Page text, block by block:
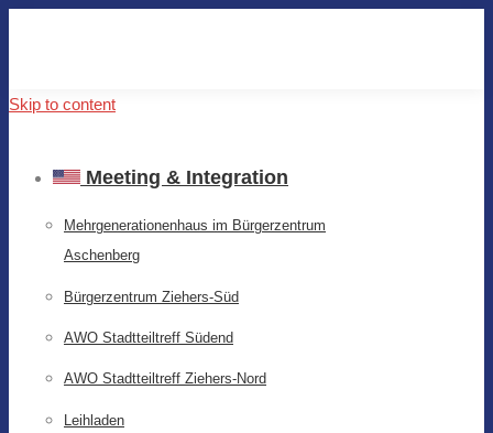
Skip to content
Meeting & Integration
Mehrgenerationenhaus im Bürgerzentrum
Aschenberg
Bürgerzentrum Ziehers-Süd
AWO Stadtteiltreff Südend
AWO Stadtteiltreff Ziehers-Nord
Leihladen